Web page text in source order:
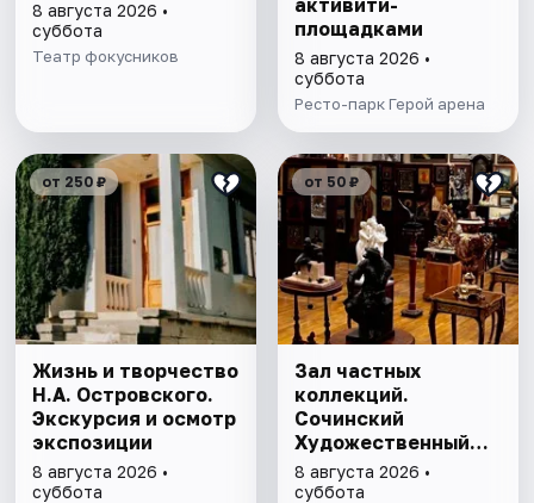
8 августа 2026 •
суббота
Театр фокусников
площадками
8 августа 2026 •
суббота
Ресто-парк Герой арена
от 250 ₽
Жизнь и творчество
Н.А. Островского.
Экскурсия и осмотр
экспозиции
8 августа 2026 •
суббота
от 50 ₽
Зал частных
коллекций.
Сочинский
Художественный
музей им. Д.Д.
Жилинского
8 августа 2026 •
суббота